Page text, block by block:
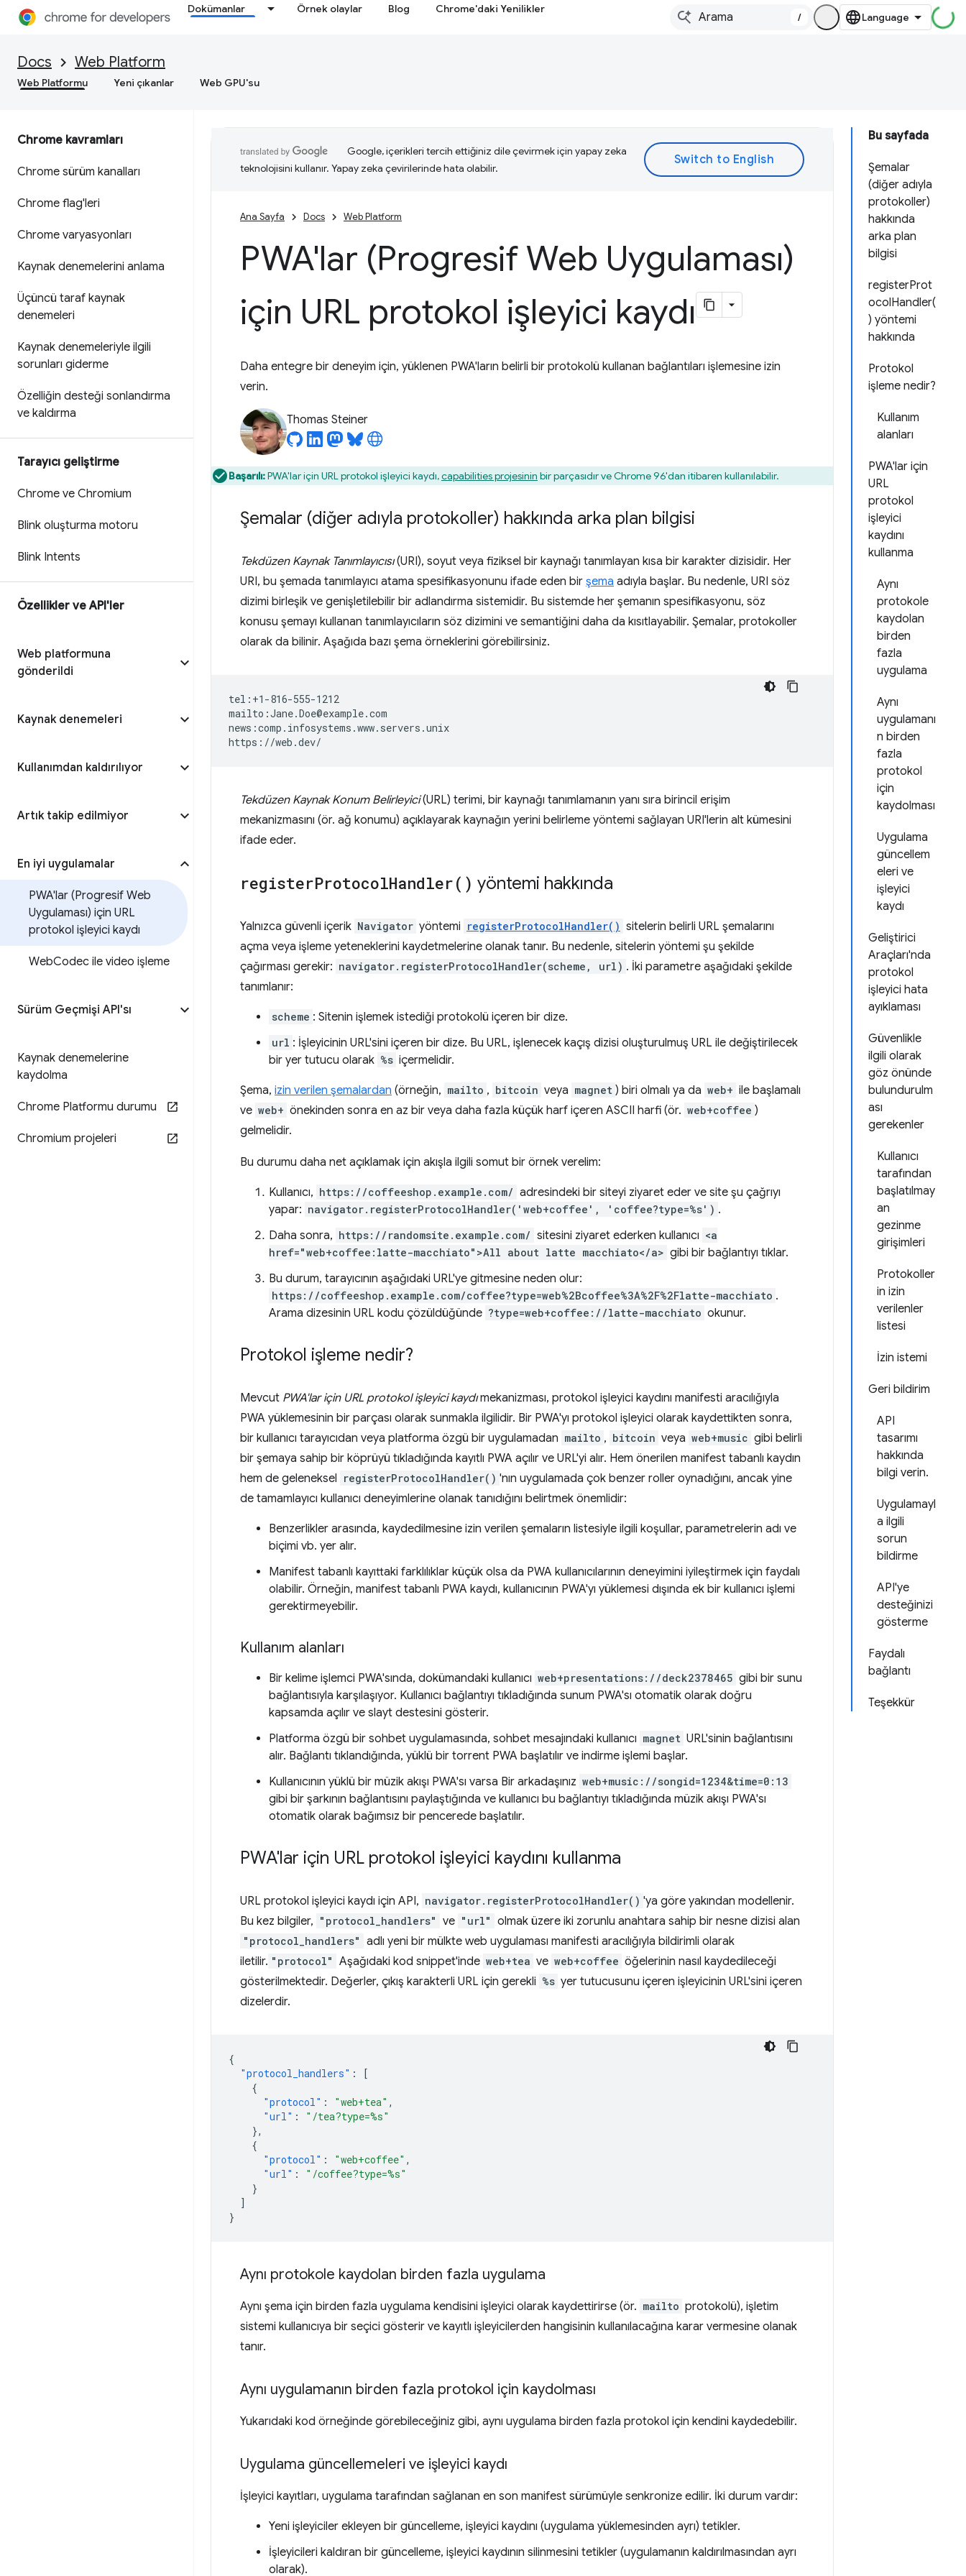
Dokümanlar Örnek olaylar Blog Chrome'daki Yenilikler
/
Docs Web Platform
Web Platformu Yeni çıkanlar Web GPU'su
Chrome kavramları
Chrome sürüm kanalları
Chrome flag'leri
Chrome varyasyonları
Kaynak denemelerini anlama
Üçüncü taraf kaynak
denemeleri
Kaynak denemeleriyle ilgili
sorunları giderme
Özelliğin desteği sonlandırma
ve kaldırma
Tarayıcı geliştirme
Chrome ve Chromium
Blink oluşturma motoru
Blink Intents
Özellikler ve API'ler
Web platformuna
gönderildi
Kaynak denemeleri
Kullanımdan kaldırılıyor
Artık takip edilmiyor
En iyi uygulamalar
PWA'lar (Progresif Web
Uygulaması) için URL
protokol işleyici kaydı
WebCodec ile video işleme
Sürüm Geçmişi API'sı
Kaynak denemelerine
kaydolma
Chrome Platformu durumu
Chromium projeleri
Bu sayfada
Şemalar
(diğer adıyla
protokoller)
hakkında
arka plan
bilgisi
registerProt
ocolHandler(
) yöntemi
hakkında
Protokol
işleme nedir?
Kullanım
alanları
PWA'lar için
URL
protokol
işleyici
kaydını
kullanma
Aynı
protokole
kaydolan
birden
fazla
uygulama
Aynı
uygulamanı
n birden
fazla
protokol
için
kaydolması
Uygulama
güncellem
eleri ve
işleyici
kaydı
Geliştirici
Araçları'nda
protokol
işleyici hata
ayıklaması
Güvenlikle
ilgili olarak
göz önünde
bulundurulm
ası
gerekenler
Kullanıcı
tarafından
başlatılmay
an
gezinme
girişimleri
Protokoller
in izin
verilenler
listesi
İzin istemi
Geri bildirim
API
tasarımı
hakkında
bilgi verin.
Uygulamayl
a ilgili
sorun
bildirme
API'ye
desteğinizi
gösterme
Faydalı
bağlantı
Teşekkür
Google, içerikleri tercih ettiğiniz dile çevirmek için yapay zeka
teknolojisini kullanır. Yapay zeka çevirilerinde hata olabilir.
Ana Sayfa Docs Web Platform
PWA'lar (Progresif Web Uygulaması)
için URL protokol işleyici kaydı
Daha entegre bir deneyim için, yüklenen PWA'ların belirli bir protokolü kullanan bağlantıları işlemesine izin
verin.
Thomas Steiner
Başarılı:PWA'lar için URL protokol işleyici kaydı,capabilities projesinin bir parçasıdır ve Chrome 96'dan itibaren kullanılabilir.
Şemalar (diğer adıyla protokoller) hakkında arka plan bilgisi
Tekdüzen Kaynak Tanımlayıcısı(URI), soyut veya fiziksel bir kaynağı tanımlayan kısa bir karakter dizisidir. Her
URI, bu şemada tanımlayıcı atama spesifikasyonunu ifade eden bir şema adıyla başlar. Bu nedenle, URI söz
dizimi birleşik ve genişletilebilir bir adlandırma sistemidir. Bu sistemde her şemanın spesifikasyonu, söz
konusu şemayı kullanan tanımlayıcıların söz dizimini ve semantiğini daha da kısıtlayabilir. Şemalar, protokoller
olarak da bilinir. Aşağıda bazı şema örneklerini görebilirsiniz.
tel:+1-816-555-1212
mailto:Jane.Doe@example.com
news:comp.infosystems.www.servers.unix
Tekdüzen Kaynak Konum Belirleyici(URL) terimi, bir kaynağı tanımlamanın yanı sıra birincil erişim
mekanizmasını (ör. ağ konumu) açıklayarak kaynağın yerini belirleme yöntemi sağlayan URI'lerin alt kümesini
ifade eder.
registerProtocolHandler( ) yöntemi hakkında
Yalnızca güvenli içerik Navigator yöntemi registerProtocolHandler() sitelerin belirli URL şemalarını
açma veya işleme yeteneklerini kaydetmelerine olanak tanır. Bu nedenle, sitelerin yöntemi şu şekilde
çağırması gerekir: navigator.registerProtocolHandler(scheme, url) . İki parametre aşağıdaki şekilde
tanımlanır:
scheme : Sitenin işlemek istediği protokolü içeren bir dize.
url : İşleyicinin URL'sini içeren bir dize. Bu URL, işlenecek kaçış dizisi oluşturulmuş URL ile değiştirilecek
bir yer tutucu olarak %s içermelidir.
Şema, izin verilen şemalardan (örneğin, mailto , bitcoin veya magnet ) biri olmalı ya da web+ ile başlamalı
ve web+ önekinden sonra en az bir veya daha fazla küçük harf içeren ASCII harfi (ör. web+coffee )
gelmelidir.
Bu durumu daha net açıklamak için akışla ilgili somut bir örnek verelim:
Kullanıcı, https://coffeeshop.example.com/ adresindeki bir siteyi ziyaret eder ve site şu çağrıyı
yapar: navigator.registerProtocolHandler('web+coffee', 'coffee?type=%s') .
Daha sonra, https://randomsite.example.com/ sitesini ziyaret ederken kullanıcı <a
href="web+coffee:latte-macchiato">All about latte macchiato</a> gibi bir bağlantıyı tıklar.
Bu durum, tarayıcının aşağıdaki URL'ye gitmesine neden olur:
https://coffeeshop.example.com/coffee?type=web%2Bcoffee%3A%2F%2Flatte-macchiato .
Arama dizesinin URL kodu çözüldüğünde ?type=web+coffee://latte-macchiato okunur.
Protokol işleme nedir?
Mevcut PWA'lar için URL protokol işleyici kaydımekanizması, protokol işleyici kaydını manifesti aracılığıyla
PWA yüklemesinin bir parçası olarak sunmakla ilgilidir. Bir PWA'yı protokol işleyici olarak kaydettikten sonra,
bir kullanıcı tarayıcıdan veya platforma özgü bir uygulamadan mailto , bitcoin veya web+music gibi belirli
bir şemaya sahip bir köprüyü tıkladığında kayıtlı PWA açılır ve URL'yi alır. Hem önerilen manifest tabanlı kaydın
hem de geleneksel registerProtocolHandler() 'nın uygulamada çok benzer roller oynadığını, ancak yine
de tamamlayıcı kullanıcı deneyimlerine olanak tanıdığını belirtmek önemlidir:
Benzerlikler arasında, kaydedilmesine izin verilen şemaların listesiyle ilgili koşullar, parametrelerin adı ve
biçimi vb. yer alır.
Manifest tabanlı kayıttaki farklılıklar küçük olsa da PWA kullanıcılarının deneyimini iyileştirmek için faydalı
olabilir. Örneğin, manifest tabanlı PWA kaydı, kullanıcının PWA'yı yüklemesi dışında ek bir kullanıcı işlemi
gerektirmeyebilir.
Kullanım alanları
Bir kelime işlemci PWA'sında, dokümandaki kullanıcı web+presentations://deck2378465 gibi bir sunu
bağlantısıyla karşılaşıyor. Kullanıcı bağlantıyı tıkladığında sunum PWA'sı otomatik olarak doğru
kapsamda açılır ve slayt destesini gösterir.
Platforma özgü bir sohbet uygulamasında, sohbet mesajındaki kullanıcı magnet URL'sinin bağlantısını
alır. Bağlantı tıklandığında, yüklü bir torrent PWA başlatılır ve indirme işlemi başlar.
Kullanıcının yüklü bir müzik akışı PWA'sı varsa Bir arkadaşınız web+music://songid=1234&time=0:13
gibi bir şarkının bağlantısını paylaştığında ve kullanıcı bu bağlantıyı tıkladığında müzik akışı PWA'sı
otomatik olarak bağımsız bir pencerede başlatılır.
PWA'lar için URL protokol işleyici kaydını kullanma
URL protokol işleyici kaydı için API, navigator.registerProtocolHandler() 'ya göre yakından modellenir.
Bu kez bilgiler, "protocol_handlers" ve "url" olmak üzere iki zorunlu anahtara sahip bir nesne dizisi alan
"protocol_handlers" adlı yeni bir mülkte web uygulaması manifesti aracılığıyla bildirimli olarak
iletilir. "protocol" Aşağıdaki kod snippet'inde web+tea ve web+coffee öğelerinin nasıl kaydedileceği
gösterilmektedir. Değerler, çıkış karakterli URL için gerekli %s yer tutucusunu içeren işleyicinin URL'sini içeren
dizelerdir.
{
"protocol_handlers" :
[
{
"protocol" : "web+tea" ,
"url" :
"/tea?type=%s"
},
{
"protocol" : "web+coffee" ,
"url" :
"/coffee?type=%s"
}
]
}
Aynı protokole kaydolan birden fazla uygulama
Aynı şema için birden fazla uygulama kendisini işleyici olarak kaydettirirse (ör. mailto protokolü), işletim
sistemi kullanıcıya bir seçici gösterir ve kayıtlı işleyicilerden hangisinin kullanılacağına karar vermesine olanak
tanır.
Aynı uygulamanın birden fazla protokol için kaydolması
Yukarıdaki kod örneğinde görebileceğiniz gibi, aynı uygulama birden fazla protokol için kendini kaydedebilir.
Uygulama güncellemeleri ve işleyici kaydı
İşleyici kayıtları, uygulama tarafından sağlanan en son manifest sürümüyle senkronize edilir. İki durum vardır:
Yeni işleyiciler ekleyen bir güncelleme, işleyici kaydını (uygulama yüklemesinden ayrı) tetikler.
İşleyicileri kaldıran bir güncelleme, işleyici kaydının silinmesini tetikler (uygulamanın kaldırılmasından ayrı
olarak).